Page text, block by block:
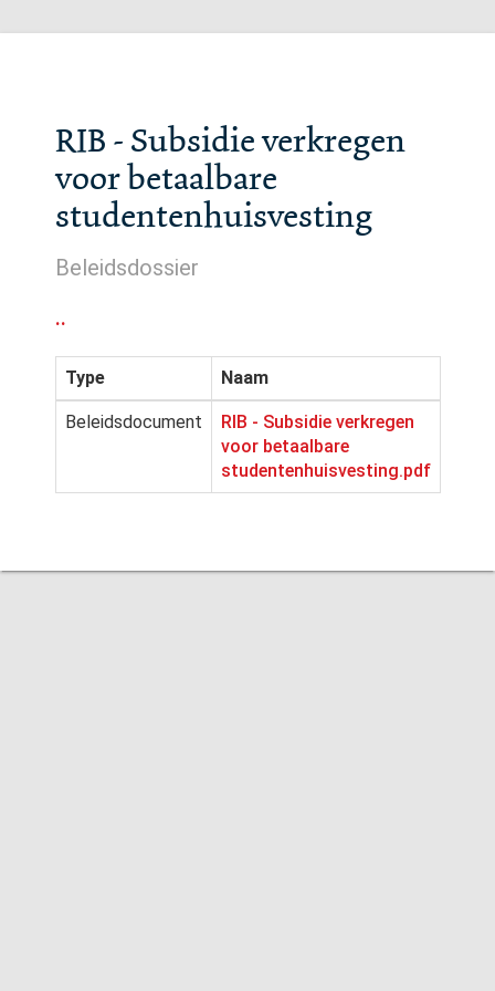
RIB - Subsidie verkregen
voor betaalbare
studentenhuisvesting
Beleidsdossier
..
Type Naam
Beleidsdocument
RIB - Subsidie verkregen
voor betaalbare
studentenhuisvesting.pdf